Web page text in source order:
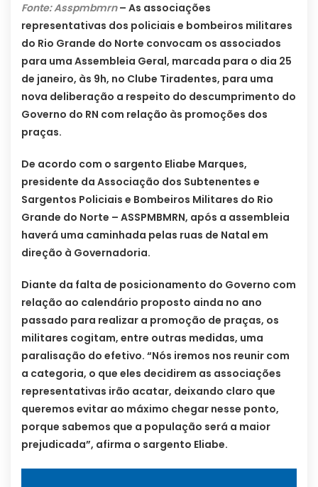
Fonte: Asspmbmrn – As associações
representativas dos policiais e bombeiros militares
do Rio Grande do Norte convocam os associados
para uma Assembleia Geral, marcada para o dia 25
de janeiro, às 9h, no Clube Tiradentes, para uma
nova deliberação a respeito do descumprimento do
Governo do RN com relação às promoções dos
praças.
De acordo com o sargento Eliabe Marques,
presidente da Associação dos Subtenentes e
Sargentos Policiais e Bombeiros Militares do Rio
Grande do Norte – ASSPMBMRN, após a assembleia
haverá uma caminhada pelas ruas de Natal em
direção à Governadoria.
Diante da falta de posicionamento do Governo com
relação ao calendário proposto ainda no ano
passado para realizar a promoção de praças, os
militares cogitam, entre outras medidas, uma
paralisação do efetivo. “Nós iremos nos reunir com
a categoria, o que eles decidirem as associações
representativas irão acatar, deixando claro que
queremos evitar ao máximo chegar nesse ponto,
porque sabemos que a população será a maior
prejudicada”, afirma o sargento Eliabe.